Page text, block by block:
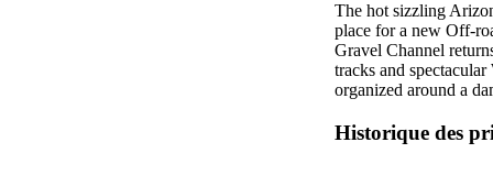
The hot sizzling
place for a new Off-
Gravel Channel
tracks and
organized around a
Historique des